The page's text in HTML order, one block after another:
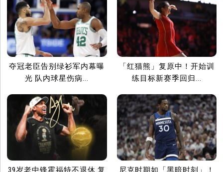
夺冠老臣告别绿衫军内幕曝
光 队内球星伤病...
「红猫熊」复原中！开始训
练目标新赛季回归...
39岁老中锋霍福特不退休 复
尼克时期如「黑暗时刻」！